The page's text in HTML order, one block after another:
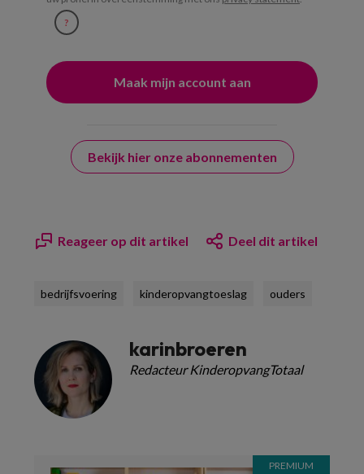
?
Bekijk hier onze abonnementen
Reageer op dit artikel Deel dit artikel
bedrijfsvoering kinderopvangtoeslag ouders
karinbroeren
Redacteur KinderopvangTotaal